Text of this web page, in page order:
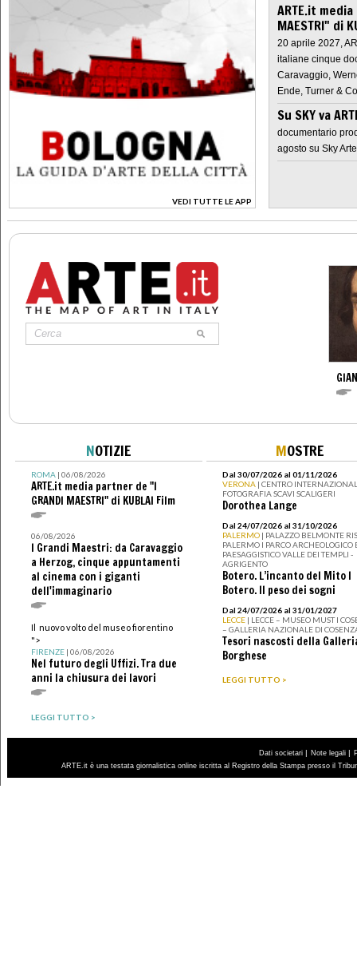
VEDI TUTTE LE APP
>
ARTE.it
MAESTRI" di
20 aprile 2027,
italiane cinque
Caravaggio,
Ende, Turner &
Su SKY va
documentario
agosto su Sky Arte
NOTIZIE
ROMA| 06/08/2026
ARTE.it media partner de "I
GRANDI MAESTRI" di KUBLAI Film
06/08/2026
I Grandi Maestri: da Caravaggio
a Herzog, cinque appuntamenti
al cinema con i giganti
dell'immaginario
Il nuovo volto del museo fiorentino
">
FIRENZE| 06/08/2026
Nel futuro degli Uffizi. Tra due
anni la chiusura dei lavori
LEGGI TUTTO >
MOSTRE
Dal 30/07/2026 al 01/11/2026
VERONA | CENTRO
FOTOGRAFIA SCAVI SCALIGERI
Dorothea Lange
Dal 24/07/2026 al 31/10/2026
PALERMO | PALAZZO BELMONTE
PALERMO I PARCO ARCHEOLOGICO
PAESAGGISTICO VALLE DEI TEMPLI -
AGRIGENTO
Botero. L’incanto del Mito I
Botero. Il peso dei sogni
Dal 24/07/2026 al 31/01/2027
LECCE | LECCE – MUSEO MUST I
– GALLERIA NAZIONALE DI
Tesori nascosti della
Borghese
LEGGI TUTTO >
Dati societari | Note legali |
ARTE.it è una testata giornalistica online iscritta al Registro della Stampa presso il